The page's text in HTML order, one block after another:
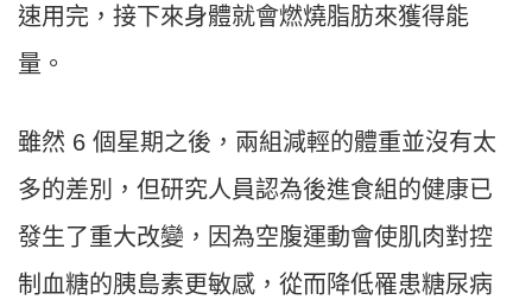
速用完，接下來身體就會燃燒脂肪來獲得能
量。
雖然 6 個星期之後，兩組減輕的體重並沒有太
多的差別，但研究人員認為後進食組的健康已
發生了重大改變，因為空腹運動會使肌肉對控
制血糖的胰島素更敏感，從而降低罹患糖尿病